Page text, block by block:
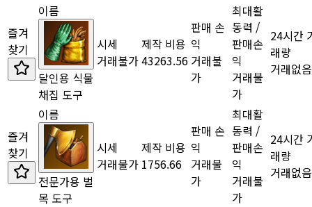
즐겨
찾기
이름
달인용 식물
채집 도구
시세
거래불가
제작 비용
43263.56
판매 손
익
거래불
가
최대활
동력 /
판매손
익
거래불
가
24시간
래량
거래없음
즐겨
찾기
이름
전문가용 벌
목 도구
시세
거래불가
제작 비용
1756.66
판매 손
익
거래불
가
최대활
동력 /
판매손
익
거래불
가
24시간
래량
거래없음